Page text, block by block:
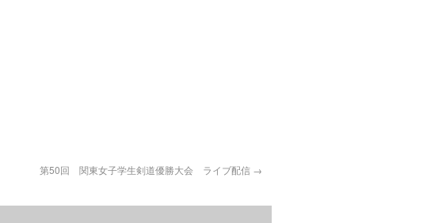
第50回 関東女子学生剣道優勝大会 ライブ配信 →